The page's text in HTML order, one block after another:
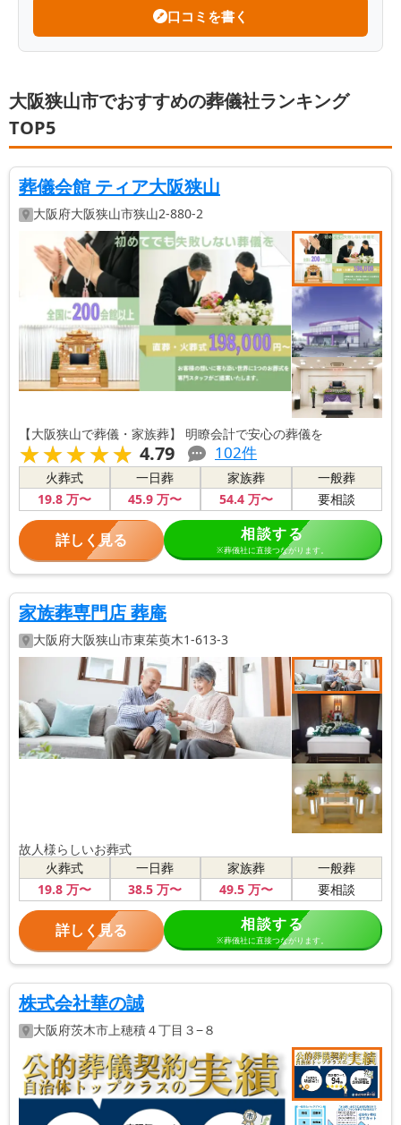
口コミを書く
大阪狭山市でおすすめの葬儀社ランキング
TOP5
葬儀会館 ティア大阪狭山
大阪府大阪狭山市狭山2-880-2
【大阪狭山で葬儀・家族葬】 明瞭会計で安心の葬儀を
★★★★★
★★★★★ 4.79 102件
火葬式
19.8万〜
一日葬
45.9 万〜
家族葬
54.4万〜
一般葬
要相談
詳しく見る 相談する
※葬儀社に直接つながります。
家族葬専門店 葬庵
大阪府大阪狭山市東茱萸木1-613-3
故人様らしいお葬式
火葬式
19.8万〜
一日葬
38.5 万〜
家族葬
49.5万〜
一般葬
要相談
詳しく見る 相談する
※葬儀社に直接つながります。
株式会社華の誠
大阪府茨木市 上穂積４丁目３−８